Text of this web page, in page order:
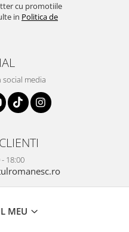
cu promotiile
in Politica de
social media
18:00
MEU